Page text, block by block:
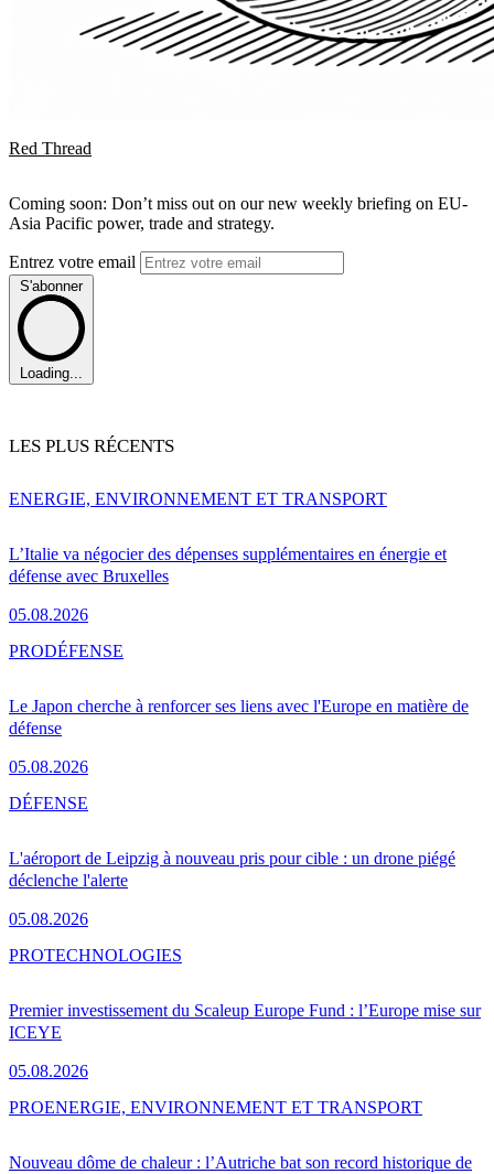
Red Thread
Coming soon: Don’t miss out on our new weekly briefing on EU-
Asia Pacific power, trade and strategy.
Entrez votre email
S'abonner
Loading...
LES PLUS RÉCENTS
L’Italie va négocier des dépenses supplémentaires en énergie et
défense avec Bruxelles
05.08.2026
ENERGIE, ENVIRONNEMENT ET TRANSPORT
Le Japon cherche à renforcer ses liens avec l'Europe en matière de
défense
05.08.2026
PRODÉFENSE
L'aéroport de Leipzig à nouveau pris pour cible : un drone piégé
déclenche l'alerte
05.08.2026
DÉFENSE
Premier investissement du Scaleup Europe Fund : l’Europe mise sur
ICEYE
05.08.2026
PROTECHNOLOGIES
Nouveau dôme de chaleur : l’Autriche bat son record historique de
PROENERGIE, ENVIRONNEMENT ET TRANSPORT